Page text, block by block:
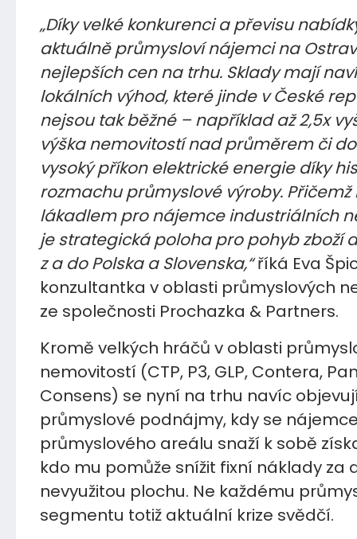
„Díky velké konkurenci a převisu
aktuálně průmysloví nájemci na
nejlepších cen na trhu. Sklady mají
lokálních výhod, které jinde v České
nejsou tak běžné – například až 2,5x
výška nemovitostí nad průměrem či
vysoký příkon elektrické energie díky
rozmachu průmyslové výroby.
lákadlem pro nájemce industriálních
je strategická poloha pro pohyb zboží
z a do Polska a Slovenska,“říká Eva
konzultantka v oblasti průmyslových
ze společnosti Prochazka & Partners.
Kromě velkých hráčů v oblasti
nemovitostí (CTP, P3, GLP, Contera,
Consens) se nyní na trhu navíc
průmyslové podnájmy, kdy se
průmyslového areálu snaží k sobě
kdo mu pomůže snížit fixní náklady za
nevyužitou plochu. Ne každému
segmentu totiž aktuální krize svědčí.